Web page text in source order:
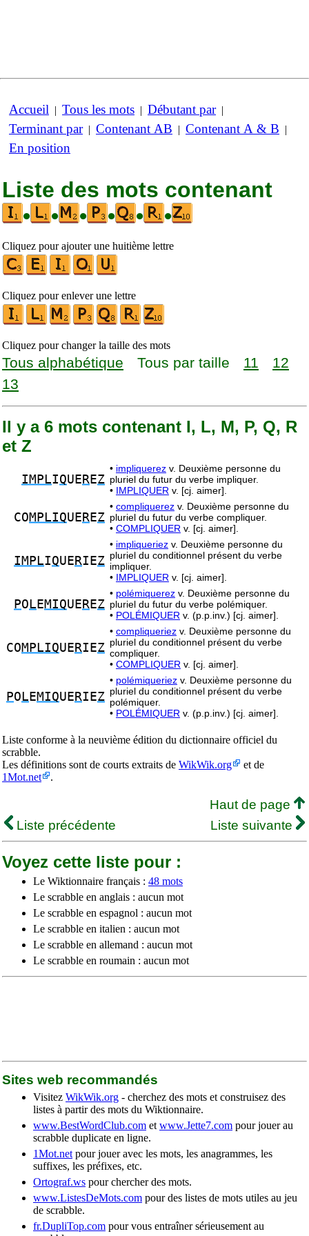
Accueil | Tous les mots | Débutant par|
Terminant par| Contenant AB | Contenant A & B |
En position
Liste des mots contenant
•
• • • • •
Cliquez pour ajouter une huitième lettre
Cliquez pour enlever une lettre
Cliquez pour changer la taille des mots
Tous alphabétique Tous par taille 11
12
13
Il y a 6 mots contenant I, L, M, P, Q, R
et Z
IMPLIQUE REZ
• impliquerez v. Deuxième personne du
pluriel du futur du verbe impliquer.
• IMPLIQUER v. [cj. aimer].
COMPLIQUE REZ
• compliquerez v. Deuxième personne du
pluriel du futur du verbe compliquer.
• COMPLIQUER v. [cj. aimer].
IMPLIQUE RIEZ
• impliqueriez v. Deuxième personne du
pluriel du conditionnel présent du verbe
impliquer.
• IMPLIQUER v. [cj. aimer].
PO L EMIQUE REZ
• polémiquerez v. Deuxième personne du
pluriel du futur du verbe polémiquer.
• POLÉMIQUER v. (p.p.inv.) [cj. aimer].
COMPLIQUE RIEZ
• compliqueriez v. Deuxième personne du
pluriel du conditionnel présent du verbe
compliquer.
• COMPLIQUER v. [cj. aimer].
PO L EMIQUE RIEZ
• polémiqueriez v. Deuxième personne du
pluriel du conditionnel présent du verbe
polémiquer.
• POLÉMIQUER v. (p.p.inv.) [cj. aimer].
Liste conforme à la neuvième édition du dictionnaire officiel du
scrabble.
Les définitions sont de courts extraits de WikWik.org
et de
1Mot.net
.
Haut de page
Liste précédente
Liste suivante
Voyez cette liste pour :
Le Wiktionnaire français : 48 mots
Le scrabble en anglais : aucun mot
Le scrabble en espagnol : aucun mot
Le scrabble en italien : aucun mot
Le scrabble en allemand : aucun mot
Le scrabble en roumain : aucun mot
Sites web recommandés
Visitez WikWik.org - cherchez des mots et construisez des
listes à partir des mots du Wiktionnaire.
www.BestWordClub.com et www.Jette7.com pour jouer au
scrabble duplicate en ligne.
1Mot.net pour jouer avec les mots, les anagrammes, les
suffixes, les préfixes, etc.
Ortograf.ws pour chercher des mots.
www.ListesDeMots.com pour des listes de mots utiles au jeu
de scrabble.
fr.DupliTop.com pour vous entraîner sérieusement au